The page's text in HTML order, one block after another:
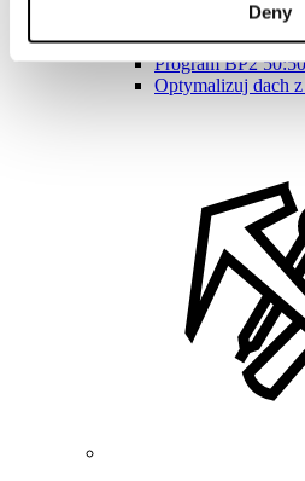
Deny
Pliki do pobrania
Oferta
Program BP2 50:50
Optymalizuj dach